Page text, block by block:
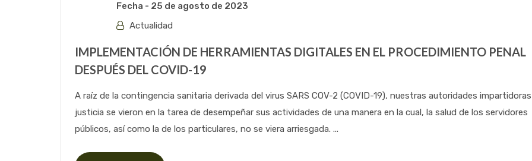
Fecha - 25 de agosto de 2023
Actualidad
IMPLEMENTACIÓN DE HERRAMIENTAS DIGITALES EN EL PROCEDIMIENTO PENAL
DESPUÉS DEL COVID-19
A raíz de la contingencia sanitaria derivada del virus SARS COV-2 (COVID-19), nuestras autoridades
justicia se vieron en la tarea de desempeñar sus actividades de una manera en la cual, la salud de los servidores
públicos, así como la de los particulares, no se viera arriesgada. ...